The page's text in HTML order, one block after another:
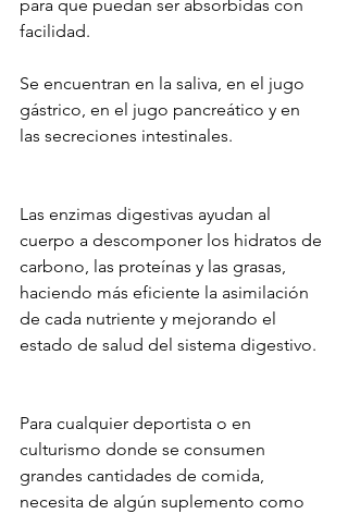
para que puedan ser absorbidas con
facilidad.
Se encuentran en la saliva, en el jugo
gástrico, en el jugo pancreático y en
las secreciones intestinales.
Las enzimas digestivas ayudan al
cuerpo a descomponer los hidratos de
carbono, las proteínas y las grasas,
haciendo más eficiente la asimilación
de cada nutriente y mejorando el
estado de salud del sistema digestivo.
Para cualquier deportista o en
culturismo donde se consumen
grandes cantidades de comida,
necesita de algún suplemento como